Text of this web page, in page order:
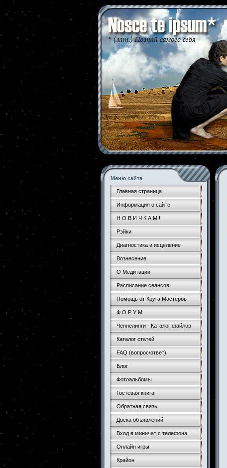
Меню сайта
Главная страница
Информация о сайте
Н О В И Ч К А М !
Рэйки
Диагностика и исцеление
Вознесение
О Медитации
Расписание сеансов
Помощь от Круга Мастеров
Ф О Р У М
Ченнелинги - Каталог файлов
Каталог статей
FAQ (вопрос/ответ)
Блог
Фотоальбомы
Гостевая книга
Обратная связь
Доска объявлений
Вход в миничат с телефона
Онлайн игры
Крайон